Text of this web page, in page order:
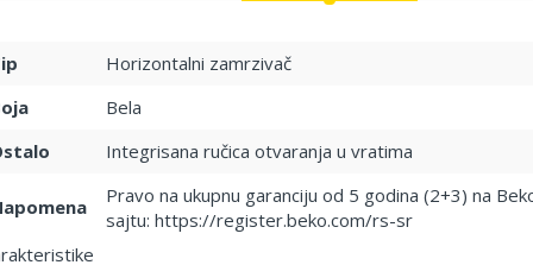
Horizontalni zamrzivač
Bela
Integrisana ručica otvaranja u vratima
Pravo na ukupnu garanciju od 5 godina (2+3) na
sajtu: https://register.beko.com/rs-sr